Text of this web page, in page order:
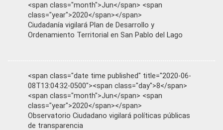
<span class="month">Jun</span> <span
class="year">2020</span></span>
Ciudadanía vigilará Plan de Desarrollo y
Ordenamiento Territorial en San Pablo del Lago
<span class="date time published" title="2020-06-
08T13:04:32-0500"><span class="day">8</span>
<span class="month">Jun</span> <span
class="year">2020</span></span>
Observatorio Ciudadano vigilará políticas públicas
de transparencia